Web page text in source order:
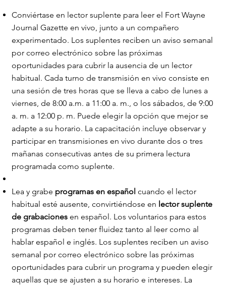
Conviértase en lector suplente para leer el Fort Wayne
Journal Gazette en vivo, junto a un compañero
experimentado. Los suplentes reciben un aviso semanal
por correo electrónico sobre las próximas
oportunidades para cubrir la ausencia de un lector
habitual. Cada turno de transmisión en vivo consiste en
una sesión de tres horas que se lleva a cabo de lunes a
viernes, de 8:00 a.m. a 11:00 a. m., o los sábados, de 9:00
a. m. a 12:00 p. m. Puede elegir la opción que mejor se
adapte a su horario. La capacitación incluye observar y
participar en transmisiones en vivo durante dos o tres
mañanas consecutivas antes de su primera lectura
programada como suplente.
Lea y grabe programas en español cuando el lector
habitual esté ausente, convirtiéndose en lector suplente
de grabacionesen español. Los voluntarios para estos
programas deben tener fluidez tanto al leer como al
hablar español e inglés. Los suplentes reciben un aviso
semanal por correo electrónico sobre las próximas
oportunidades para cubrir un programa y pueden elegir
aquellas que se ajusten a su horario e intereses. La